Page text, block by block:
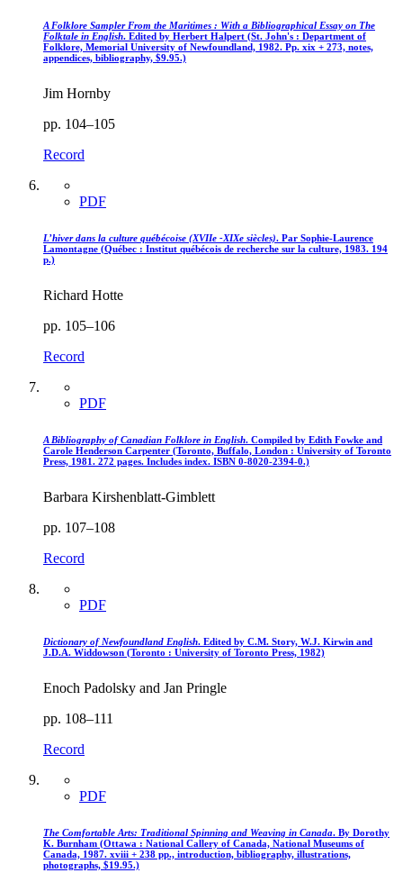
A Folklore Sampler From the Maritimes : With a Bibliographical Essay on The
Folktale in English. Edited by Herbert Halpert (St. John's : Department of
Folklore, Memorial University of Newfoundland, 1982. Pp. xix + 273, notes,
appendices, bibliography, $9.95.)
Jim Hornby
pp. 104–105
Record
PDF
L’hiver dans la culture québécoise (XVIIe -XIXe siècles). Par Sophie-Laurence
Lamontagne (Québec : Institut québécois de recherche sur la culture, 1983. 194
p.)
Richard Hotte
pp. 105–106
Record
PDF
A Bibliography of Canadian Folklore in English. Compiled by Edith Fowke and
Carole Henderson Carpenter (Toronto, Buffalo, London : University of Toronto
Press, 1981. 272 pages. Includes index. ISBN 0-8020-2394-0.)
Barbara Kirshenblatt-Gimblett
pp. 107–108
Record
PDF
Dictionary of Newfoundland English. Edited by C.M. Story, W.J. Kirwin and
J.D.A. Widdowson (Toronto : University of Toronto Press, 1982)
Enoch Padolsky and Jan Pringle
pp. 108–111
Record
PDF
The Comfortable Arts: Traditional Spinning and Weaving in Canada. By Dorothy
K. Burnham (Ottawa : National Callery of Canada, National Museums of
Canada, 1987. xviii + 238 pp., introduction, bibliography, illustrations,
photographs, $19.95.)